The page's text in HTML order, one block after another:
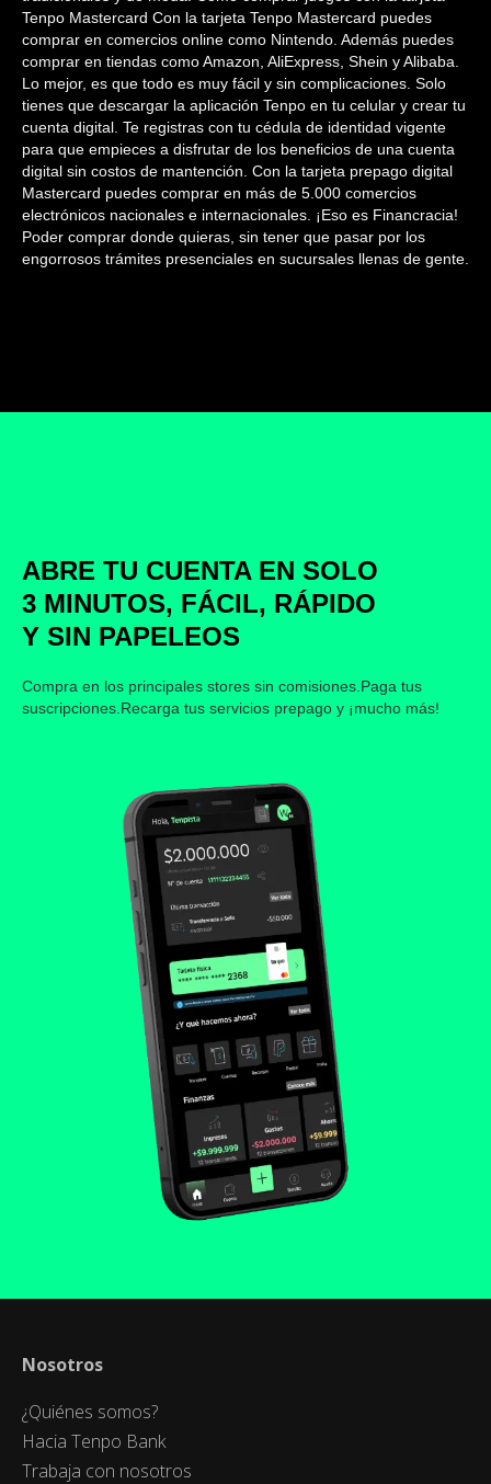
Tenpo Mastercard Con la tarjeta Tenpo Mastercard puedes
comprar en comercios online como Nintendo. Además puedes
comprar en tiendas como Amazon, AliExpress, Shein y Alibaba.
Lo mejor, es que todo es muy fácil y sin complicaciones. Solo
tienes que descargar la aplicación Tenpo en tu celular y crear tu
cuenta digital. Te registras con tu cédula de identidad vigente
para que empieces a disfrutar de los beneficios de una cuenta
digital sin costos de mantención. Con la tarjeta prepago digital
Mastercard puedes comprar en más de 5.000 comercios
electrónicos nacionales e internacionales. ¡Eso es Financracia!
Poder comprar donde quieras, sin tener que pasar por los
engorrosos trámites presenciales en sucursales llenas de gente.
ABRE TU CUENTA EN SOLO
3 MINUTOS, FÁCIL, RÁPIDO
Y SIN PAPELEOS
Compra en los principales stores sin comisiones.Paga tus
suscripciones.Recarga tus servicios prepago y ¡mucho más!
Nosotros
¿Quiénes somos?
Hacia Tenpo Bank
Trabaja con nosotros